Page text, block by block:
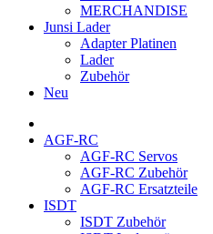
MERCHANDISE
Junsi Lader
Adapter Platinen
Lader
Zubehör
Neu
AGF-RC
AGF-RC Servos
AGF-RC Zubehör
AGF-RC Ersatzteile
ISDT
ISDT Zubehör